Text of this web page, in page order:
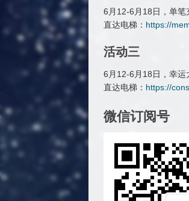
6月12-6月18日，单笔
直达电梯： https://
活动三
6月12-6月18日，幸运
直达电梯： https://
微信订阅号